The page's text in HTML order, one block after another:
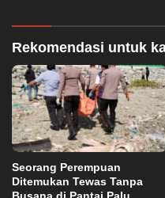
Rekomendasi untuk
Seorang Perempuan
Ditemukan Tewas Tanpa